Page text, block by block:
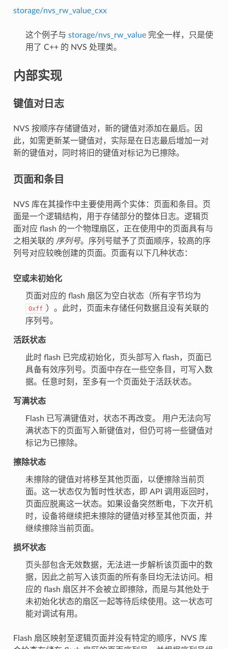
storage/nvs_rw_value_cxx
这个例子与 storage/nvs_rw_value完全一样，只是使
用了 C++ 的 NVS 处理类。
内部实现
键值对日志
NVS 按顺序存储键值对，新的键值对添加在最后。因
此，如需更新某一键值对，实际是在日志最后增加一对
新的键值对，同时将旧的键值对标记为已擦除。
页面和条目
NVS 库在其操作中主要使用两个实体：页面和条目。页
面是一个逻辑结构，用于存储部分的整体日志。逻辑页
面对应 flash 的一个物理扇区，正在使用中的页面具有与
之相关联的 序列号。序列号赋予了页面顺序，较高的序
列号对应较晚创建的页面。页面有以下几种状态：
空或未初始化
页面对应的 flash 扇区为空白状态（所有字节均为
0xff ）。此时，页面未存储任何数据且没有关联的
序列号。
活跃状态
此时 flash 已完成初始化，页头部写入 flash，页面已
具备有效序列号。页面中存在一些空条目，可写入数
据。任意时刻，至多有一个页面处于活跃状态。
写满状态
Flash 已写满键值对，状态不再改变。 用户无法向写
满状态下的页面写入新键值对，但仍可将一些键值对
标记为已擦除。
擦除状态
未擦除的键值对将移至其他页面，以便擦除当前页
面。这一状态仅为暂时性状态，即 API 调用返回时，
页面应脱离这一状态。如果设备突然断电，下次开机
时，设备将继续把未擦除的键值对移至其他页面，并
继续擦除当前页面。
损坏状态
页头部包含无效数据，无法进一步解析该页面中的数
据，因此之前写入该页面的所有条目均无法访问。相
应的 flash 扇区并不会被立即擦除，而是与其他处于
未初始化状态的扇区一起等待后续使用。这一状态可
能对调试有用。
Flash 扇区映射至逻辑页面并没有特定的顺序，NVS 库